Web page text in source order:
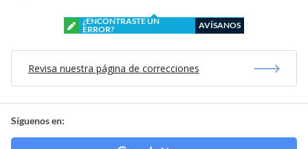
¿ENCONTRASTE UN
ERROR?
AVÍSANOS
Revisa nuestra página de correcciones
Síguenos en: